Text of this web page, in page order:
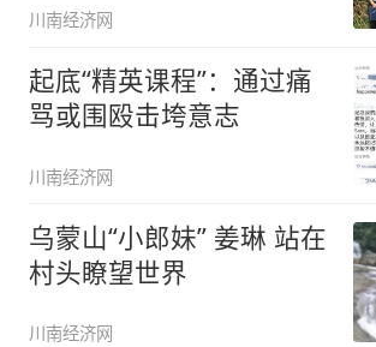
川南经济网
起底“精英课程”：通过痛
骂或围殴击垮意志
川南经济网
乌蒙山“小郎妹” 姜琳 站在
村头瞭望世界
川南经济网